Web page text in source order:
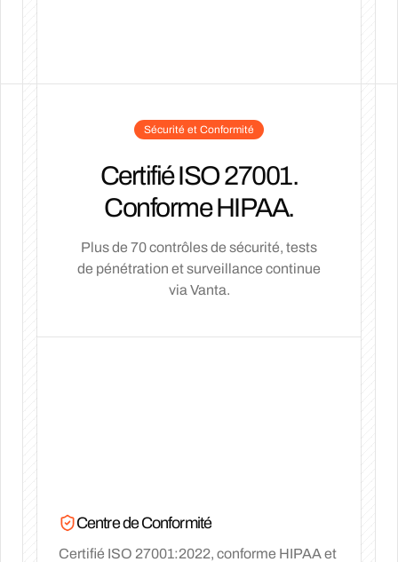
Sécurité et Conformité
Certifié ISO 27001.
Conforme HIPAA.
Plus de 70 contrôles de sécurité, tests
de pénétration et surveillance continue
via Vanta.
Centre de Conformité
Certifié ISO 27001:2022, conforme HIPAA et